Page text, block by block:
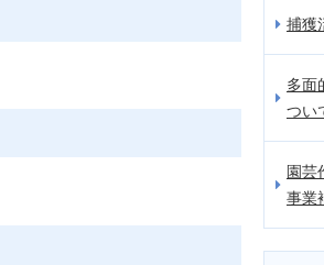
捕獲
多面
つい
園芸
事業